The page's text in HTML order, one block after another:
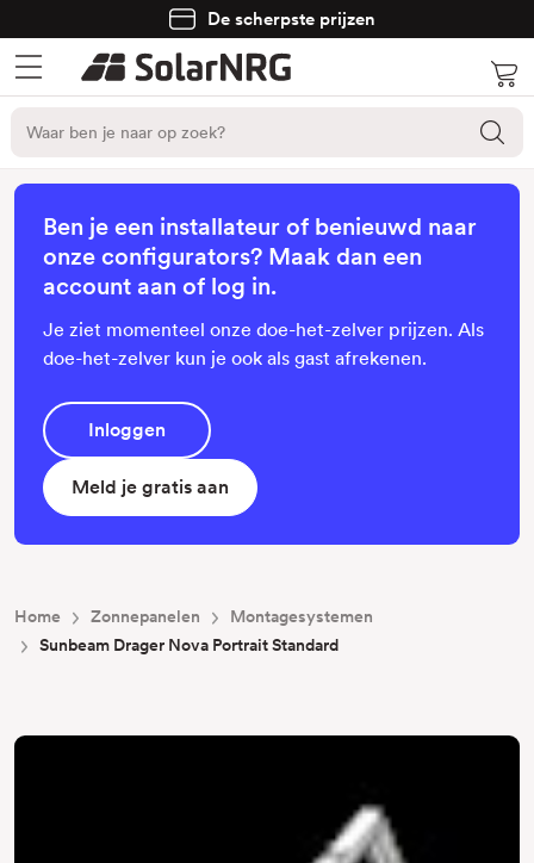
De scherpste prijzen
Ben je een installateur of benieuwd naar
onze configurators? Maak dan een
account aan of log in.
Je ziet momenteel onze doe-het-zelver prijzen. Als
doe-het-zelver kun je ook als gast afrekenen.
Inloggen
Meld je gratis aan
Home Zonnepanelen
Montagesystemen
Sunbeam Drager Nova Portrait Standard